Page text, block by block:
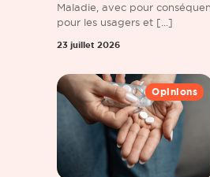
Maladie, avec pour
pour les usagers et [...]
23 juillet 2026
Opinions